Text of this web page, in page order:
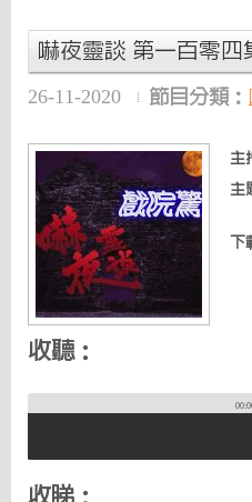
嚇夜靈談 第一百零四
26-11-2020 節目分類：
主
主
下
收聽：
收睇：